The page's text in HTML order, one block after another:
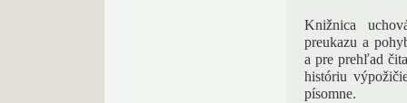
Knižnica
preukazu a
a pre prehľad
históriu
písomne.